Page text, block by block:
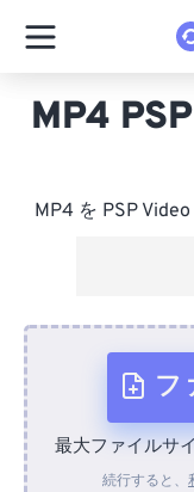
MP4
MP4 を PSP
フ
最大ファイルサ
続行すると、